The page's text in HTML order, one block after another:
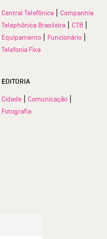
Central Telefônica
Companhia
Telephônica Brasileira
CTB
Equipamento Funcionário
Telefonia Fixa
EDITORIA
Cidade Comunicação
Fotografia